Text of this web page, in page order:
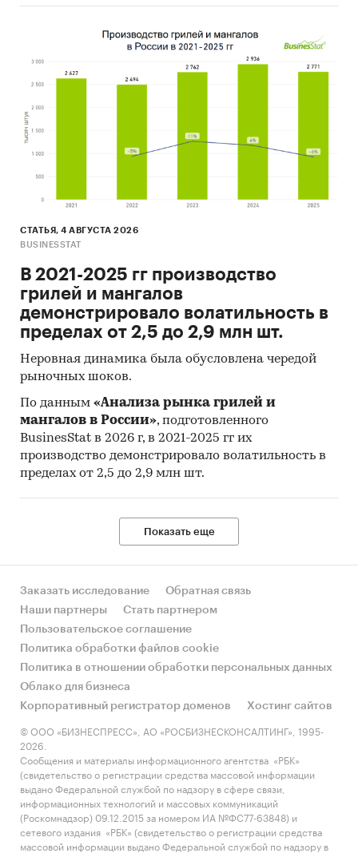
поверхностной плотностью более 200 г/м2
- Прочие хлопчатобумажные ткани
- Льняные ткани
- Ткани из джутовых волокон
- Ткани из прочих растительных текстильных
волокон; ткани из бумажной пряжи
- Ткани из синтетических комплексных нитей
- Ткани из искусственных комплексных нитей
содержащие 85% или более этих волокон
- Ткани из синтетических волокон,
поверхностной плотность не более 170 г/м2
содержащие менее 85% этих волокон, с
поверхностной плотностью более 170 г/м2
- Прочие ткани из синтетических волокон
- Ткани из искусственных волокон
- Ткани ворсовые и ткани из синели
- Махровые ткани; тафтинговые текстильные
В разделах со внешней торговлей представлена
разбивка данных по ценовым сегментам:
- low-priced (низко-ценовой сегмент или
сегмент эконом предложений);
- middle-priced (средне-ценовой сегмент);
- high-priced (высоко-ценовой сегмент).
В разделе `Импорт` рассмотрены бренды:
SHANGHAI XM GROUP LTD, KLOPMAN, OLDOS,
HANGZHOU PHOENIX, WENZHOU JIMMYTRADE,
AMIGO, HONGFENG PRINTING AND DYEING MILL
LIAONING, HANGZHOU ZHONGFANG TEXTILE
IMP & EXP. CO., LTD, BAXTTEKS-FARM, ТД
ТЕКСТИЛЬ, ТИРОТЕКС, WHITE, CARRINGTON,
GOOSTARS, SUZHOU RONSON TEXTILE, WELLDO,
BRU, GARDEN, FIDIVI TESSITURA VERGNANO,
TIGER, BOYTEKS, CHANI, AYMAN, SHANGHAI
ASIAN DEVELOPMENT PROSPEROUS, TOGAS,
ZHEJIANG XIANYE NEW MATERIAL TECHNOLOGY
CO., LTD, ОМТЕКС, FILBACK
В разделе `Импорт` рассмотрены зарубежные
поставщики:
СТАТЬЯ, 4 АВГУСТА 2026
BUSINESSTAT
В 2021-2025 гг производство
грилей и мангалов
демонстрировало волатильность в
пределах от 2,5 до 2,9 млн шт.
Неровная динамика была обусловлена чередой
рыночных шоков.
По данным «Анализа рынка грилей и
мангалов в России», подготовленного
BusinesStat в 2026 г, в 2021-2025 гг их
производство демонстрировало волатильность в
пределах от 2,5 до 2,9 млн шт.
Показать еще
Заказать исследование
Обратная связь
Наши партнеры
Стать партнером
Пользовательское соглашение
Политика обработки файлов cookie
Политика в отношении обработки персональных данных
Облако для бизнеса
Корпоративный регистратор доменов
Хостинг сайтов
© ООО «БИЗНЕСПРЕСС», АО «РОСБИЗНЕСКОНСАЛТИНГ», 1995-
2026.
Сообщения и материалы информационного агентства «РБК»
(свидетельство о регистрации средства массовой информации
выдано Федеральной службой по надзору в сфере связи,
информационных технологий и массовых коммуникаций
(Роскомнадзор) 09.12.2015 за номером ИА №ФС77-63848) и
сетевого издания «РБК» (свидетельство о регистрации средства
массовой информации выдано Федеральной службой по надзору в